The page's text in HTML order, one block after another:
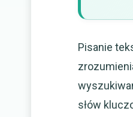
Pisanie
słów